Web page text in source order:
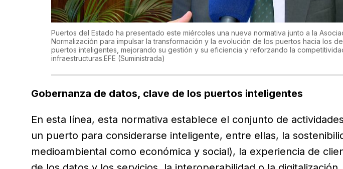
Puertos del Estado ha presentado este miércoles una nueva normativa junto a la
Normalización para impulsar la transformación y la evolución de los puertos hacia los
puertos inteligentes, mejorando su gestión y su eficiencia y reforzando la
infraestructuras.EFE (Suministrada)
Gobernanza de datos, clave de los puertos inteligentes
En esta línea, esta normativa establece el conjunto de
un puerto para considerarse inteligente, entre ellas, la
medioambiental como económica y social), la experiencia de